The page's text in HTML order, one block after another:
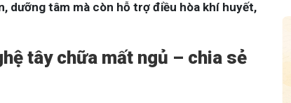
dưỡng tâm mà còn hỗ trợ điều hòa khí huyết,
tây chữa mất ngủ – chia sẻ